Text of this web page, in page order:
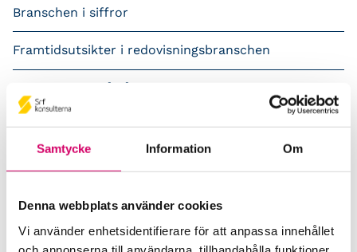
Samtycke Information Om
Denna webbplats använder cookies
Vi använder enhetsidentifierare för att anpassa innehållet
Branschen i siffror
Framtidsutsikter i redovisningsbranschen
Prenumerera på våra nyhetsbrev
Pressrum
Remisser
Samverkan med myndigheter och organisationer